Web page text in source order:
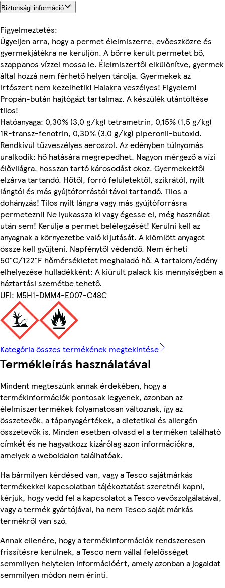
Biztonsági információ
Figyelmeztetés:
Ügyeljen arra, hogy a permet élelmiszerre, evőeszközre és
gyermekjátékra ne kerüljön. A bőrre került permetet bő,
szappanos vízzel mossa le. Élelmiszertől elkülönítve, gyermek
által hozzá nem férhető helyen tárolja. Gyermekek az
irtószert nem kezelhetik! Halakra veszélyes! Figyelem!
Propán-bután hajtógázt tartalmaz. A készülék utántöltése
tilos!
Hatóanyaga: 0,30% (3,0 g/kg) tetrametrin, 0,15% (1,5 g/kg)
1R-transz-fenotrin, 0,30% (3,0 g/kg) piperonil-butoxid.
Rendkívül tűzveszélyes aeroszol. Az edényben túlnyomás
uralkodik: hő hatására megrepedhet. Nagyon mérgező a vízi
élővilágra, hosszan tartó károsodást okoz. Gyermekektől
elzárva tartandó. Hőtől, forró felületektől, szikrától, nyílt
lángtól és más gyújtóforrástól távol tartandó. Tilos a
dohányzás! Tilos nyílt lángra vagy más gyújtóforrásra
permetezni! Ne lyukassza ki vagy égesse el, még használat
után sem! Kerülje a permet belélegzését! Kerülni kell az
anyagnak a környezetbe való kijutását. A kiömlött anyagot
össze kell gyűjteni. Napfénytől védendő. Nem érheti
50°C/122°F hőmérsékletet meghaladó hő. A tartalom/edény
elhelyezése hulladékként: A kiürült palack kis mennyiségben a
háztartási szemétbe tehető.
UFI: M5H1-DMM4-E007-C48C
Kategória összes termékének megtekintése
Termékleírás használatával
Mindent megteszünk annak érdekében, hogy a
termékinformációk pontosak legyenek, azonban az
élelmiszertermékek folyamatosan változnak, így az
összetevők, a tápanyagértékek, a dietetikai és allergén
összetevők is. Minden esetben olvasd el a terméken található
címkét és ne hagyatkozz kizárólag azon információkra,
amelyek a weboldalon találhatóak.
Ha bármilyen kérdésed van, vagy a Tesco sajátmárkás
termékekkel kapcsolatban tájékoztatást szeretnél kapni,
kérjük, hogy vedd fel a kapcsolatot a Tesco vevőszolgálatával,
vagy a termék gyártójával, ha nem Tesco saját márkás
termékről van szó.
Annak ellenére, hogy a termékinformációk rendszeresen
frissítésre kerülnek, a Tesco nem vállal felelősséget
semmilyen helytelen információért, amely azonban a jogaidat
semmilyen módon nem érinti.